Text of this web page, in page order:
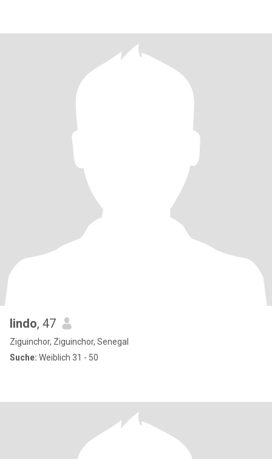
lindo, 47
Ziguinchor, Ziguinchor, Senegal
Suche: Weiblich 31 - 50